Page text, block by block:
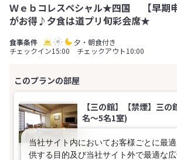
Ｗｅｂコレスペシャル★四国 【早期
がお得♪夕食は道プリ旬彩会席★
夕・朝食付き
チェックイン15:00 チェックアウト10:00
【三の館】【禁煙】三
名～5名1室)
【広さ】10畳
当社サイト内においてお客様ごとに最
供する目的及び当社サイト外で最適な